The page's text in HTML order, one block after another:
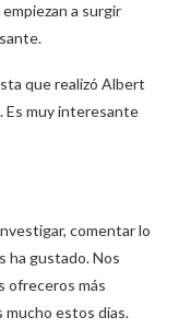
a surgir
que realizó Albert
Es muy interesante
comentar lo
ha gustado. Nos
ofreceros más
mucho estos días.